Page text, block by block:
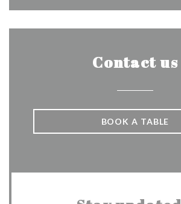
Contact us
BOOK A TABLE